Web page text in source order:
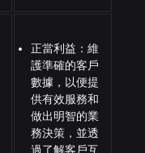
正當利益：維
護準確的客戶
數據，以便提
供有效服務和
做出明智的業
務決策，並透
過了解客戶互